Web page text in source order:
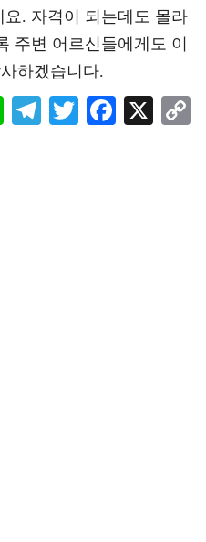
. 자격이 되는데도 몰라
주변 어르신들에게도 이
하겠습니다.
Li
Te
T
F
X